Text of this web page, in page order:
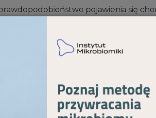
pojawienia się
na odpowiednim poziomie
oraz koordynacji, a także
na ryzyko upadków i
oraz dolnych). Wymienione
człowiek bez względu na wiek, kolor
odżywianie i aktywność